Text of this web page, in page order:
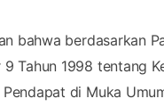
bahwa berdasarkan
Tahun 1998 tentang
di Muka